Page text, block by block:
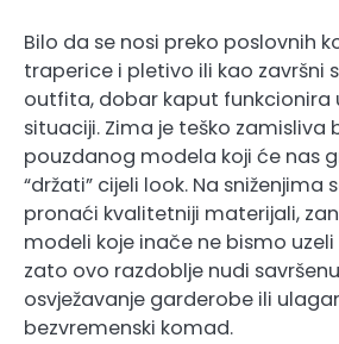
Bilo da se nosi preko poslovnih
traperice i pletivo ili kao završni
outfita, dobar kaput funkcionira
situaciji. Zima je teško zamisliva
pouzdanog modela koji će nas
“držati” cijeli look. Na sniženjima
pronaći kvalitetniji materijali,
modeli koje inače ne bismo
zato ovo razdoblje nudi
osvježavanje garderobe ili
bezvremenski komad.